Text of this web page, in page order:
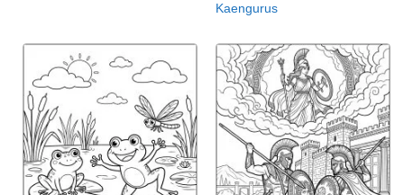
Kaengurus